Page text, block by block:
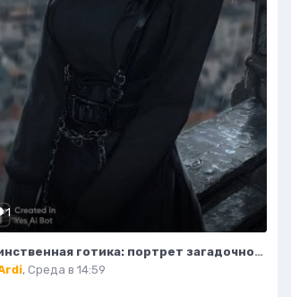
1
Таинственная готика: портрет загадочной девушки на крыше. Изображение из нейросети Midjourney
, Среда в 14:59